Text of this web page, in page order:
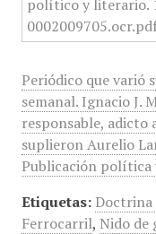
Periódico que varió
semanal. Ignacio J.
responsable, adicto
suplieron Aurelio
Publicación
Etiquetas:
Ferrocarril, Nido de